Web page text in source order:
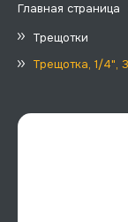
Главная страница
Трещотки
Трещотка, 1/4",